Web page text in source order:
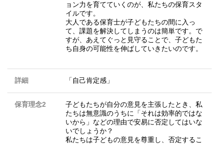
ョン力を育てていくのが、私たちの保育スタ
イルです。
大人である保育士が子どもたちの間に入っ
て、課題を解決してしまうのは簡単です。で
すが、あえてぐっと見守ることで、子どもた
ち自身の可能性を伸ばしていきたいのです。
詳細 「自己肯定感」
保育理念2
子どもたちが自分の意見を主張したとき、私
たちは無意識のうちに「それは効率的ではな
いから」などの理由で安易に否定してはいな
いでしょうか？
私たちは子どもの意見を尊重し、否定するこ